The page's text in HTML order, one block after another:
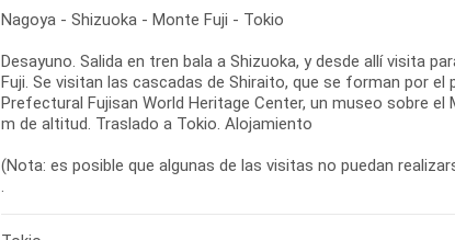
Nagoya - Shizuoka - Monte Fuji - Tokio
Desayuno. Salida en tren bala a Shizuoka, y desde allí visita
Fuji. Se visitan las cascadas de Shiraito, que se forman por
Prefectural Fujisan World Heritage Center, un museo sobre
m de altitud. Traslado a Tokio. Alojamiento
(Nota: es posible que algunas de las visitas no puedan
.